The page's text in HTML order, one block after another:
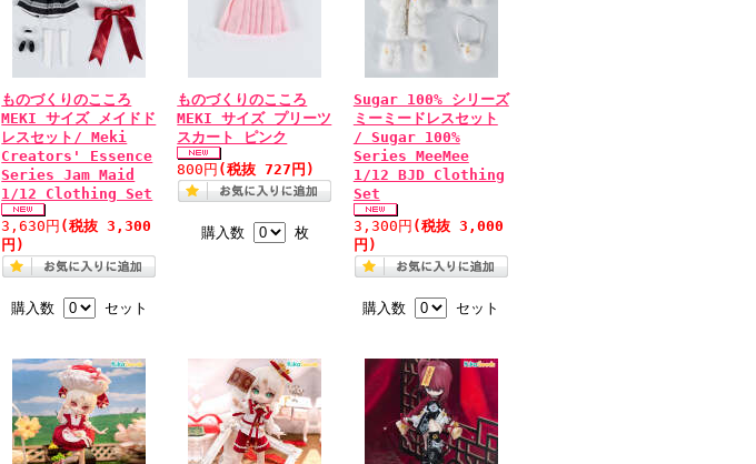
ものづくりのこころ
MEKI サイズ メイドド
レスセット/ Meki
Creators' Essence
Series Jam Maid
1/12 Clothing Set
3,630円 (税抜 3,300
円)
購入数 セット
ものづくりのこころ
MEKI サイズ プリーツ
スカート ピンク
800円 (税抜 727円)
購入数 枚
Sugar 100% シリーズ
ミーミードレスセット
/ Sugar 100%
Series MeeMee
1/12 BJD Clothing
Set
3,300円 (税抜 3,000
円)
購入数 セット